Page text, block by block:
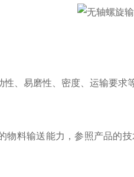
易磨性、密度、运输要求等
料输送能力，参照产品的技